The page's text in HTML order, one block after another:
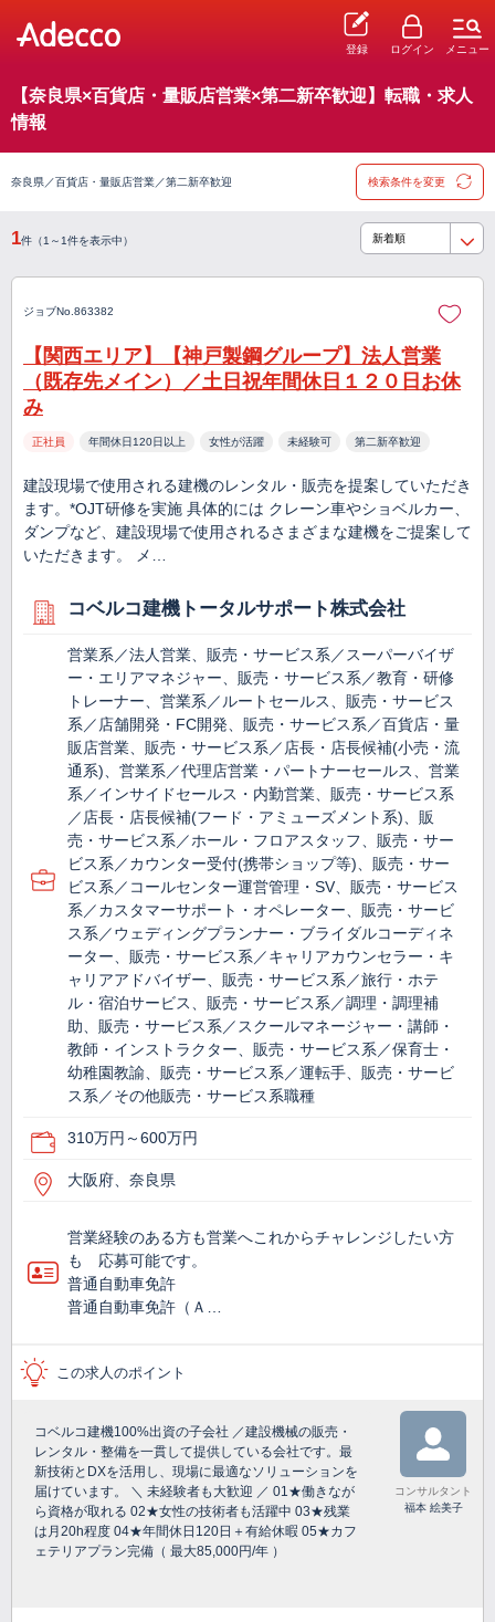
登録 ログイン メニュー
【奈良県×百貨店・量販店営業×第二新卒歓迎】転職・求人
情報
奈良県／百貨店・量販店営業／第二新卒歓迎 検索条件を変更
1件（1～1件を表示中）
ジョブNo.863382
【関西エリア】【神戸製鋼グループ】法人営業
（既存先メイン）／土日祝年間休日１２０日お休
み
正社員 年間休日120日以上 女性が活躍 未経験可 第二新卒歓迎
建設現場で使用される建機のレンタル・販売を提案していただき
ます。*OJT研修を実施 具体的には クレーン車やショベルカー、
ダンプなど、建設現場で使用されるさまざまな建機をご提案して
いただきます。 メ…
コベルコ建機トータルサポート株式会社
営業系／法人営業、販売・サービス系／スーパーバイザ
ー・エリアマネジャー、販売・サービス系／教育・研修
トレーナー、営業系／ルートセールス、販売・サービス
系／店舗開発・FC開発、販売・サービス系／百貨店・量
販店営業、販売・サービス系／店長・店長候補(小売・流
通系)、営業系／代理店営業・パートナーセールス、営業
系／インサイドセールス・内勤営業、販売・サービス系
／店長・店長候補(フード・アミューズメント系)、販
売・サービス系／ホール・フロアスタッフ、販売・サー
ビス系／カウンター受付(携帯ショップ等)、販売・サー
ビス系／コールセンター運営管理・SV、販売・サービス
系／カスタマーサポート・オペレーター、販売・サービ
ス系／ウェディングプランナー・ブライダルコーディネ
ーター、販売・サービス系／キャリアカウンセラー・キ
ャリアアドバイザー、販売・サービス系／旅行・ホテ
ル・宿泊サービス、販売・サービス系／調理・調理補
助、販売・サービス系／スクールマネージャー・講師・
教師・インストラクター、販売・サービス系／保育士・
幼稚園教諭、販売・サービス系／運転手、販売・サービ
ス系／その他販売・サービス系職種
310万円～600万円
大阪府、奈良県
営業経験のある方も営業へこれからチャレンジしたい方
も 応募可能です。
普通自動車免許
普通自動車免許（Ａ…
この求人のポイント
コベルコ建機100%出資の子会社 ／建設機械の販売・
レンタル・整備を一貫して提供している会社です。最
新技術とDXを活用し、現場に最適なソリューションを
届けています。 ＼ 未経験者も大歓迎 ／ 01★働きなが
ら資格が取れる 02★女性の技術者も活躍中 03★残業
は月20h程度 04★年間休日120日＋有給休暇 05★カフ
ェテリアプラン完備（ 最大85,000円/年 ）
コンサルタント
福本 絵美子